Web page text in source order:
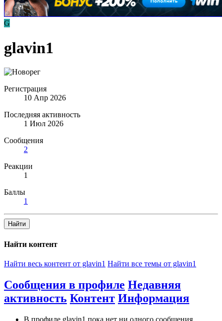
G
glavin1
Регистрация
10 Апр 2026
Последняя активность
1 Июл 2026
Сообщения
2
Реакции
1
Баллы
1
Найти
Найти контент
Найти весь контент от glavin1 Найти все темы от glavin1
Сообщения в профиле Недавняя
активность Контент Информация
В профиле glavin1 пока нет ни одного сообщения.